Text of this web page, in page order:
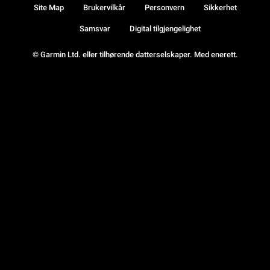
© Garmin Ltd. eller tilhørende datterselskaper. Med enerett.
Site Map Brukervilkår Personvern Sikkerhet
Samsvar Digital tilgjengelighet